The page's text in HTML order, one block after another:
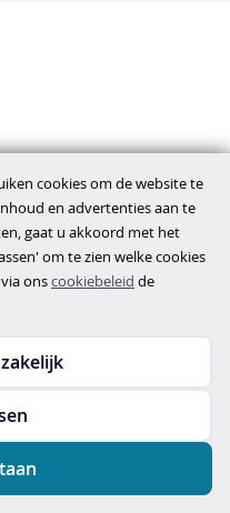
cookies om de website te
en advertenties aan te
gaat u akkoord met het
om te zien welke cookies
onscookiebeleid de